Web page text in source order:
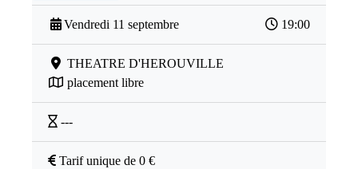
Vendredi 11 septembre 19:00
THEATRE D'HEROUVILLE
placement libre
---
Tarif unique de 0 €